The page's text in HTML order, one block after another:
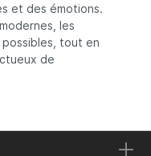
et des émotions.
les
tout en
de